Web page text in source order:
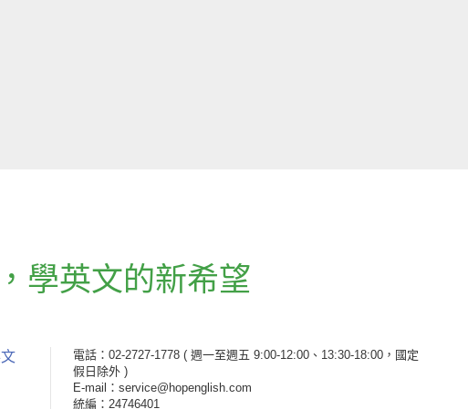
， 學英文的新希望
電話：02-2727-1778 ( 週一至週五 9:00-12:00、13:30-18:00，國定
假日除外 )
E-mail：service@hopenglish.com
統編：24746401